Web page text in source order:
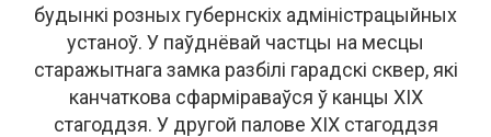
будынкі розных губернскіх адміністрацыйных
устаноў. У паўднёвай частцы на месцы
старажытнага замка разбілі гарадскі сквер, які
канчаткова сфарміраваўся ў канцы XIX
стагоддзя. У другой палове XIX стагоддзя